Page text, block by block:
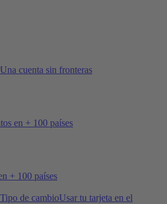
Una cuenta sin fronteras
en + 100 países
+ 100 países
Tipo de cambioUsar tu tarjeta en el